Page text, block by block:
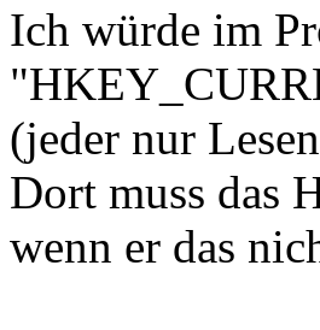
Ich würde im
(jeder nur
Dort muss das
wenn er das